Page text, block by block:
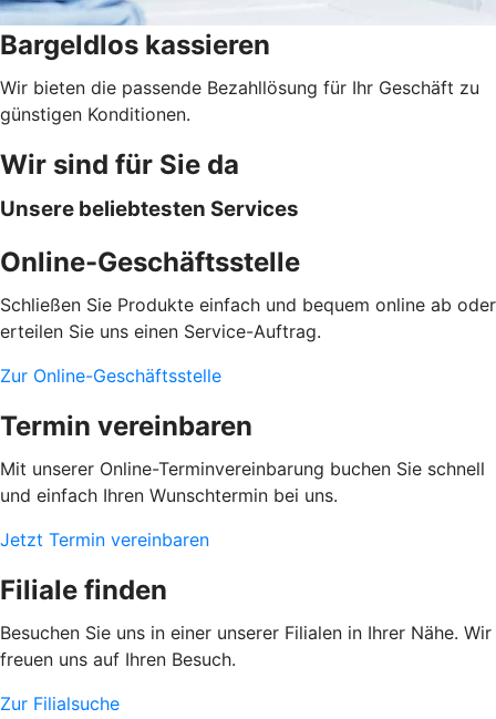
Bargeldlos kassieren
Wir bieten die passende Bezahllösung für Ihr Geschäft zu
günstigen Konditionen.
Wir sind für Sie da
Unsere beliebtesten Services
Online-Geschäftsstelle
Schließen Sie Produkte einfach und bequem online ab oder
erteilen Sie uns einen Service-Auftrag.
Zur Online-Geschäftsstelle
Termin vereinbaren
Mit unserer Online-Terminvereinbarung buchen Sie schnell
und einfach Ihren Wunschtermin bei uns.
Jetzt Termin vereinbaren
Filiale finden
Besuchen Sie uns in einer unserer Filialen in Ihrer Nähe. Wir
freuen uns auf Ihren Besuch.
Zur Filialsuche